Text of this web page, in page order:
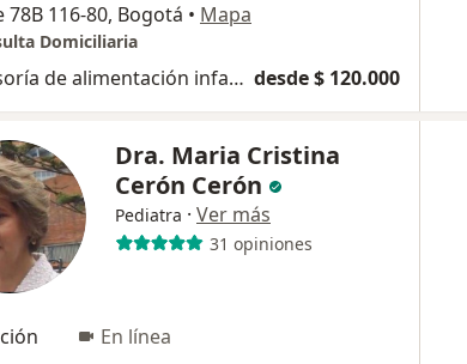
78B 116-80, Bogotá • Mapa
Domiciliaria
Asesoría de alimentación infantil desde $ 120.000
Dra. Maria Cristina
Cerón Cerón
Pediatra · Ver más
31 opiniones
En línea